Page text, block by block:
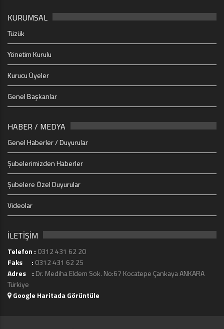
KURUMSAL
Tüzük
Yönetim Kurulu
Kurucu Üyeler
Genel Başkanlar
HABER / MEDYA
Genel Haberler / Duyurular
Şubelerimizden Haberler
Şubelere Özel Duyurular
Videolar
İLETİŞİM
Telefon : 0312 431 62 20
Faks : 0312 431 62 25
Adres : Dr. Mediha Eldem Sok. No:67 Kocatepe Çankaya ANKARA
Türkiye
Google Haritada Görüntüle